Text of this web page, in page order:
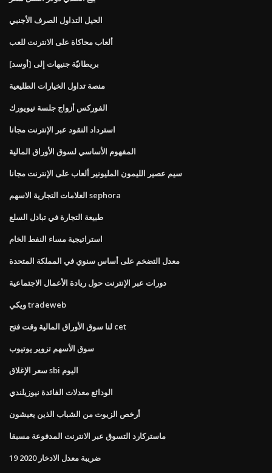
الحيل التداول الصرف الأجنبي
ألعاب محاكاة على الانترنت للعب
بريطانيّة جنيهات إلى [أوسد]
منصة تداول الخيارات الطليعية
الفوركس أزواج جلسة نيويورك
استرداد النقود عبر الإنترنت مجانا
المفهوم الأساسي لسوق الأوراق المالية
سيم عصير الليمون المليونير ألعاب على الإنترنت مجانا
العلامات التجارية الاسهم sephora
طبيعة التجارة في تبادل السلع
استراتيجية مساء النفط الخام
معدل التضخم على أساس سنوي في المملكة المتحدة
دورات عبر الإنترنت حول ريادة الأعمال الاجتماعية
ويكي tradeweb
لنا سوق الأوراق المالية وقت فتح cet
سوق الأسهم تزوير يوتيوب
سعر الإغلاق sbi اليوم
الودائع معدلات الفائدة نيوزيلندي
أرخص الزيوت من الشباب الذين يعيشون
ماستركارد التسوق عبر الانترنت المدفوعة مسبقا
ضريبة معدل الادخار 2020 19